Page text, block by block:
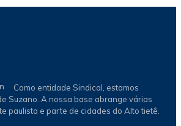
Como entidade Sindical, estamos
Suzano. A nossa base abrange várias
paulista e parte de cidades do Alto tietê.